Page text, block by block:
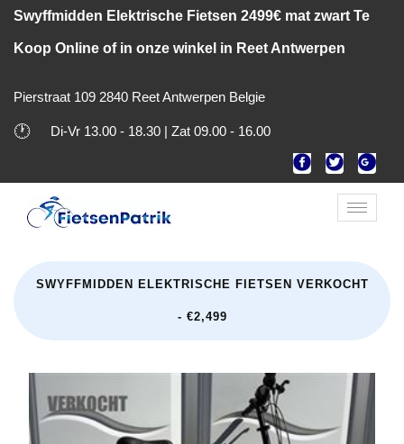
Swyffmidden Elektrische Fietsen 2499€ mat zwart Te
Koop Online of in onze winkel in Reet Antwerpen
Pierstraat 109 2840 Reet Antwerpen Belgie
🕐 Di-Vr 13.00 - 18.30 | Zat 09.00 - 16.00
Toggle
SWYFFMIDDEN ELEKTRISCHE FIETSEN VERKOCHT
- €2,499